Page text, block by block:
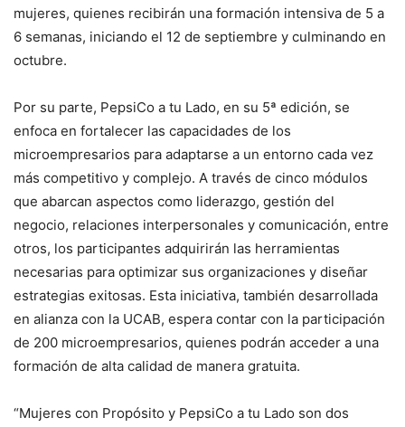
mujeres, quienes recibirán una formación intensiva de 5 a
6 semanas, iniciando el 12 de septiembre y culminando en
octubre.
Por su parte, PepsiCo a tu Lado, en su 5ª edición, se
enfoca en fortalecer las capacidades de los
microempresarios para adaptarse a un entorno cada vez
más competitivo y complejo. A través de cinco módulos
que abarcan aspectos como liderazgo, gestión del
negocio, relaciones interpersonales y comunicación, entre
otros, los participantes adquirirán las herramientas
necesarias para optimizar sus organizaciones y diseñar
estrategias exitosas. Esta iniciativa, también desarrollada
en alianza con la UCAB, espera contar con la participación
de 200 microempresarios, quienes podrán acceder a una
formación de alta calidad de manera gratuita.
“Mujeres con Propósito y PepsiCo a tu Lado son dos